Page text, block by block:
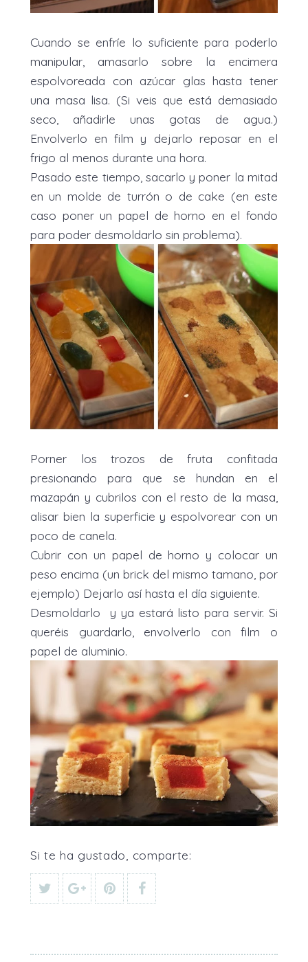
Cuando se enfríe lo suficiente para poderlo
manipular, amasarlo sobre la encimera
espolvoreada con azúcar glas hasta tener
una masa lisa. (Si veis que está demasiado
seco, añadirle unas gotas de agua.)
Envolverlo en film y dejarlo reposar en el
frigo al menos durante una hora.
Pasado este tiempo, sacarlo y poner la mitad
en un molde de turrón o de cake (en este
caso poner un papel de horno en el fondo
para poder desmoldarlo sin problema).
Porner los trozos de fruta confitada
presionando para que se hundan en el
mazapán y cubrilos con el resto de la masa,
alisar bien la superficie y espolvorear con un
poco de canela.
Cubrir con un papel de horno y colocar un
peso encima (un brick del mismo tamano, por
ejemplo) Dejarlo así hasta el día siguiente.
Desmoldarlo y ya estará listo para servir. Si
queréis guardarlo, envolverlo con film o
papel de aluminio.
Si te ha gustado, comparte: